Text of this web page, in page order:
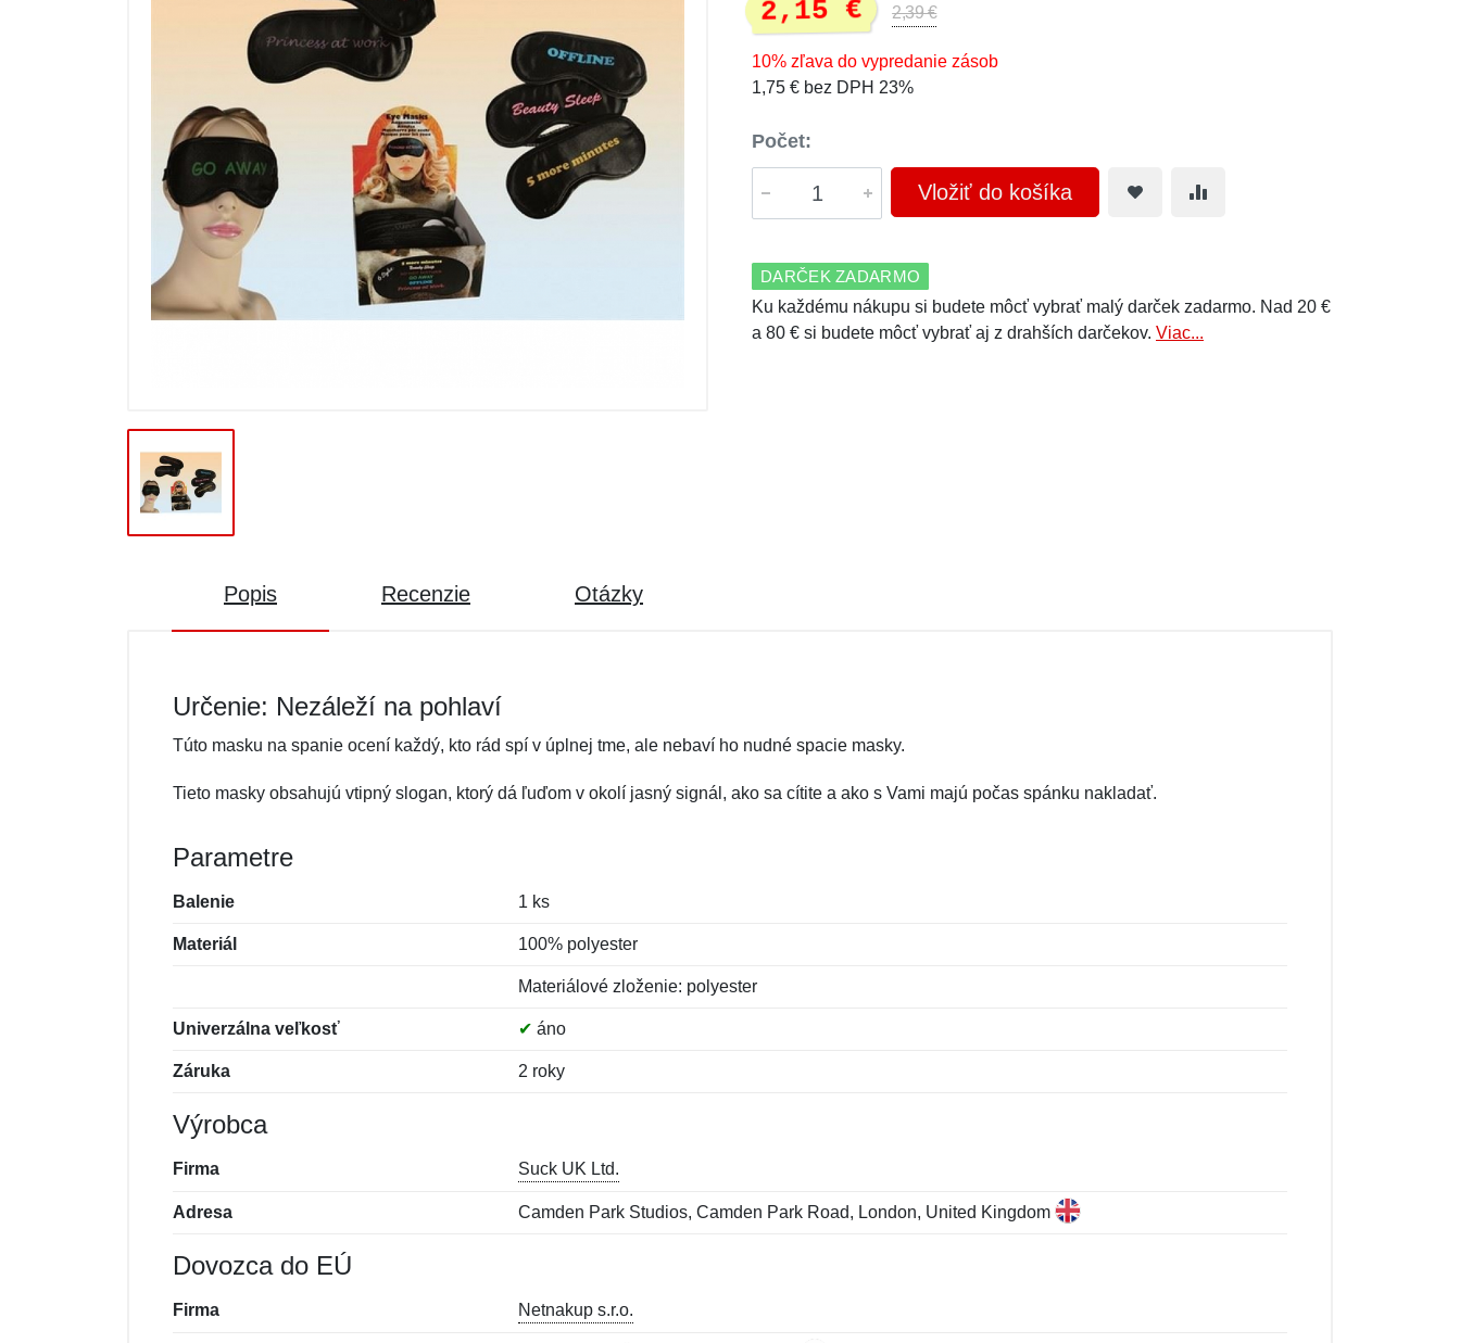
2,15 € 2,39 €
10% zľava do vypredanie zásob
1,75 € bez DPH 23%
Počet:
Vložiť do košíka
DARČEK ZADARMO
Ku každému nákupu si budete môcť vybrať malý darček zadarmo. Nad 20 €
a 80 € si budete môcť vybrať aj z drahších darčekov. Viac...
Popis Recenzie Otázky
Určenie: Nezáleží na pohlaví
Túto masku na spanie ocení každý, kto rád spí v úplnej tme, ale nebaví ho nudné spacie masky.
Tieto masky obsahujú vtipný slogan, ktorý dá ľuďom v okolí jasný signál, ako sa cítite a ako s Vami majú počas spánku nakladať.
Parametre
Balenie 1 ks
Materiál 100% polyester
Materiálové zloženie: polyester
Univerzálna veľkosť ✔ áno
Záruka 2 roky
Výrobca
Firma Suck UK Ltd.
Adresa Camden Park Studios, Camden Park Road, London, United Kingdom
Dovozca do EÚ
Firma Netnakup s.r.o.